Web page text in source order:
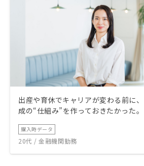
出産や育休でキャリアが変わる前に
成の“仕組み”を作っておきたかった。
購入時データ
20代 / 金融機関勤務